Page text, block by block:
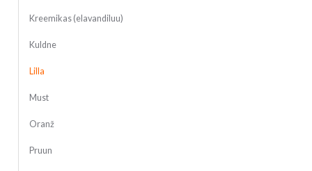
Kreemikas (elavandiluu)
Kuldne
Lilla
Must
Oranž
Pruun